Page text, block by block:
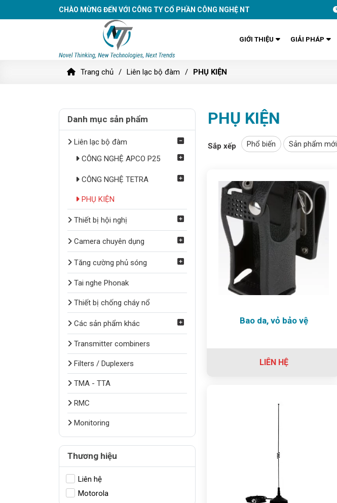
CHÀO MỪNG ĐẾN VỚI CÔNG TY CỔ PHẦN CÔNG NGHỆ NT
GIỚI THIỆU GIẢI PHÁP
Trang chủ Liên lạc bộ đàm PHỤ KIỆN
PHỤ KIỆN
Sắp xếp Phổ biến Sản phẩm mới
Bao da, vỏ bảo vệ
LIÊN HỆ
Danh mục sản phẩm
Liên lạc bộ đàm
CÔNG NGHỆ APCO P25
CÔNG NGHỆ TETRA
PHỤ KIỆN
Thiết bị hội nghị
Camera chuyên dụng
Tăng cường phủ sóng
Tai nghe Phonak
Thiết bị chống cháy nổ
Các sản phẩm khác
Transmitter combiners
Filters / Duplexers
TMA - TTA
RMC
Monitoring
Thương hiệu
Liên hệ
Motorola